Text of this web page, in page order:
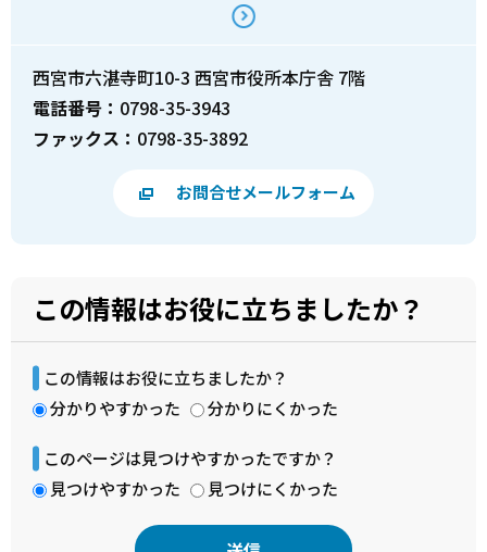
西宮市六湛寺町10-3 西宮市役所本庁舎 7階
電話番号： 0798-35-3943
ファックス： 0798-35-3892
お問合せメールフォーム
この情報はお役に立ちましたか？
この情報はお役に立ちましたか？
分かりやすかった
分かりにくかった
このページは見つけやすかったですか？
見つけやすかった
見つけにくかった